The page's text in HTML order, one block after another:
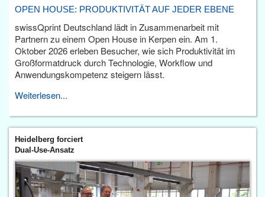
OPEN HOUSE: PRODUKTIVITÄT AUF JEDER EBENE
swissQprint Deutschland lädt in Zusammenarbeit mit
Partnern zu einem Open House in Kerpen ein. Am 1.
Oktober 2026 erleben Besucher, wie sich Produktivität im
Großformatdruck durch Technologie, Workflow und
Anwendungskompetenz steigern lässt.
Weiterlesen...
Heidelberg forciert
Dual-Use-Ansatz